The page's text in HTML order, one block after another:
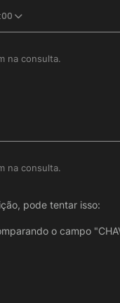
na consulta.
que retorne a
no postgres
analoga.
na consulta.
que retorne a
no postgres
analoga.
pode tentar isso:
o campo